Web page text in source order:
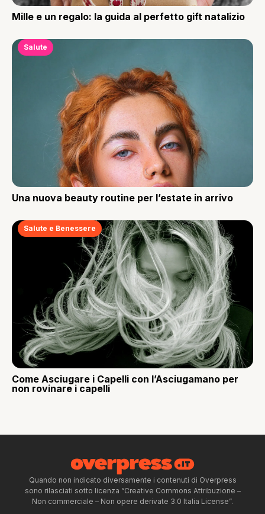
Mille e un regalo: la guida al perfetto gift natalizio
Salute
Una nuova beauty routine per l’estate in arrivo
Salute e Benessere
Come Asciugare i Capelli con l’Asciugamano per
non rovinare i capelli
Quando non indicato diversamente i contenuti di Overpress
sono rilasciati sotto licenza “Creative Commons Attribuzione –
Non commerciale – Non opere derivate 3.0 Italia License”.